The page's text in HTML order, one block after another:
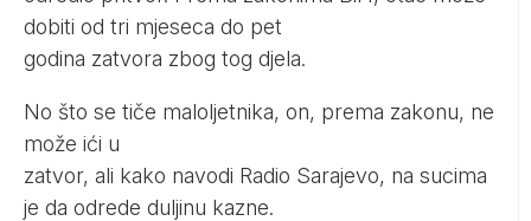
dobiti od tri mjeseca do pet
godina zatvora zbog tog djela.
No što se tiče maloljetnika, on, prema zakonu, ne
može ići u
zatvor, ali kako navodi Radio Sarajevo, na sucima
je da odrede duljinu kazne.